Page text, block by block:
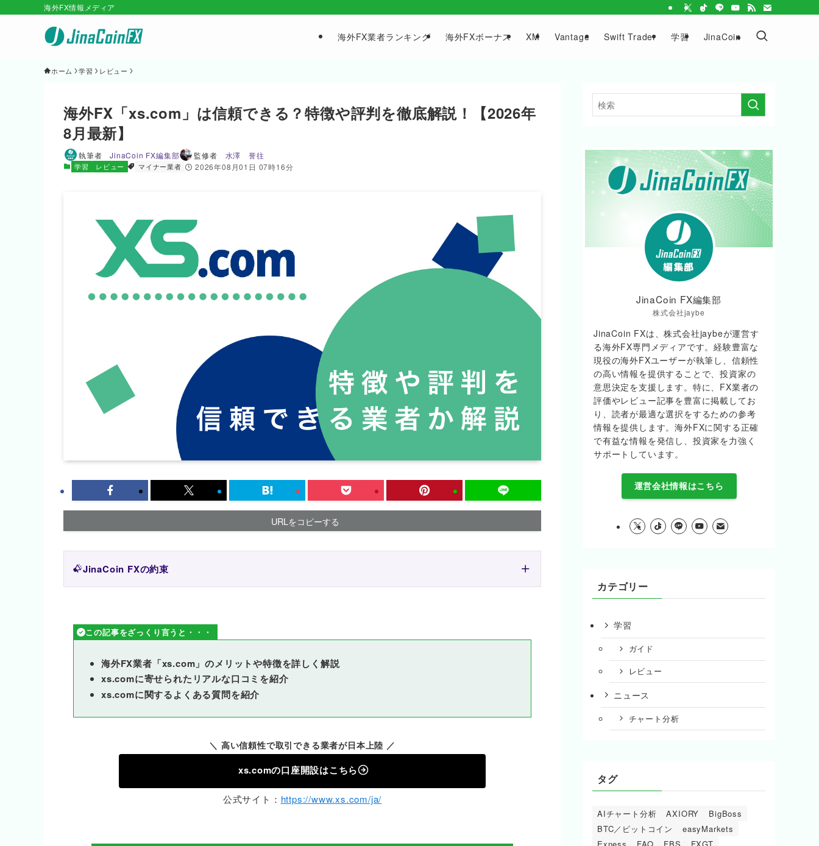
海外FX情報メディア
海外FX業者ランキング 海外FXボーナス XM Vantage Swift Trader 学習 JinaCoin
ホーム 学習 レビュー
海外FX「xs.com」は信頼できる？特徴や評判を徹底解説！【2026年
8月最新】
学習 レビュー マイナー業者 2026年08月01日 07時16分
執筆者JinaCoin FX編集部 監修者 水澤 誉往
URLをコピーする
JinaCoin FXの約束
この記事をざっくり言うと・・・
海外FX業者「xs.com」のメリットや特徴を詳しく解説
xs.comに寄せられたリアルな口コミを紹介
xs.comに関するよくある質問を紹介
＼ 高い信頼性で取引できる業者が日本上陸 ／
xs.comの口座開設はこちら
公式サイト： https://www.xs.com/ja/
JinaCoin FX編集部
株式会社jaybe
JinaCoin FXは、株式会社jaybeが運営す
る海外FX専門メディアです。経験豊富な
現役の海外FXユーザーが執筆し、信頼性
の高い情報を提供することで、投資家の
意思決定を支援します。特に、FX業者の
評価やレビュー記事を豊富に掲載してお
り、読者が最適な選択をするための参考
情報を提供します。海外FXに関する正確
で有益な情報を発信し、投資家を力強く
サポートしています。
運営会社情報はこちら
カテゴリー
学習
ガイド
レビュー
ニュース
チャート分析
タグ
AIチャート分析 AXIORY
BigBoss
BTC／ビットコイン
easyMarkets